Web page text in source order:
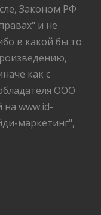
Законом РФ
и не
в какой бы то
как с
ООО
на www.id-
маркетинг",